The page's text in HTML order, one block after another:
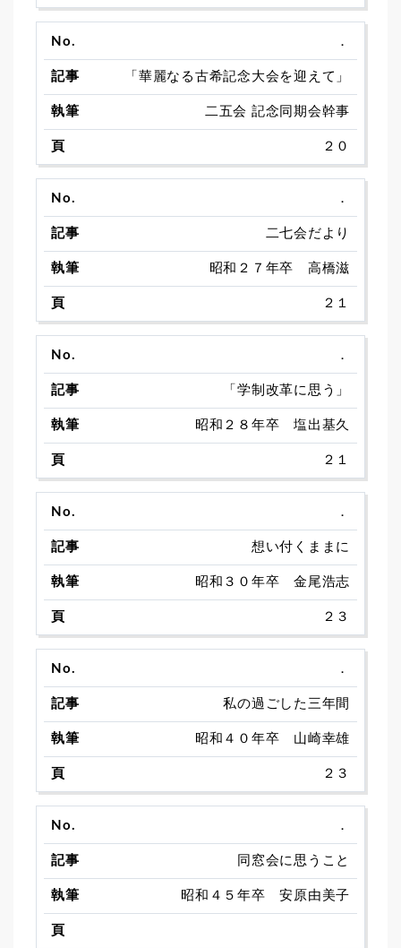
．
「華麗なる古希記念大会を迎えて」
二五会 記念同期会幹事
２０
．
二七会だより
昭和２７年卒 高橋滋
２１
．
「学制改革に思う」
昭和２８年卒 塩出基久
２１
．
想い付くままに
昭和３０年卒 金尾浩志
２３
．
私の過ごした三年間
昭和４０年卒 山崎幸雄
２３
．
同窓会に思うこと
昭和４５年卒 安原由美子